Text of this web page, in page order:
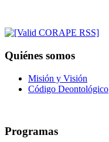
Quiénes somos
Misión y Visión
Código Deontológico
Programas